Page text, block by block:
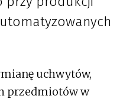
uchwytów,
przedmiotów w